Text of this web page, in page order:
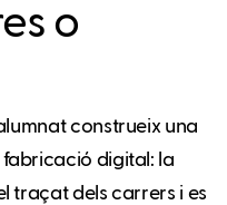
o
construeix una
digital: la
traçat dels carrers i es